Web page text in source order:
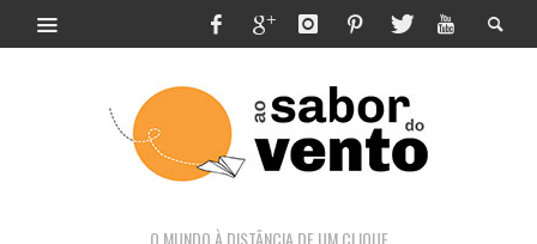
O MUNDO À DISTÂNCIA DE UM CLIQUE